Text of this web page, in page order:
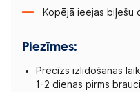
Kopējā ieejas biļešu
Piezīmes:
Precīzs izlidošanas
1-2 dienas pirms